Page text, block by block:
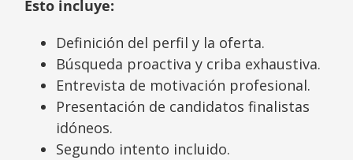
Esto incluye:
Definición del perfil y la oferta.
Búsqueda proactiva y criba exhaustiva.
Entrevista de motivación profesional.
Presentación de candidatos finalistas
idóneos.
Segundo intento incluido.